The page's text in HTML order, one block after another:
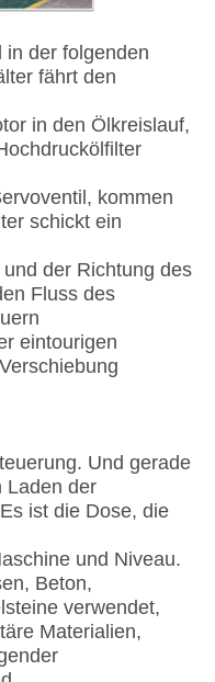
in der folgenden
fährt den
in den Ölkreislauf,
kommen
schickt ein
der Richtung des
Fluss des
eintourigen
Und gerade
Laden der
ist die Dose, die
und Niveau.
Beton,
verwendet,
Materialien,